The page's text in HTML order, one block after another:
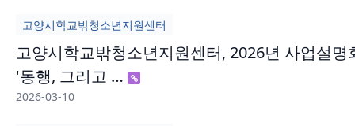
고양시학교밖청소년지원센터
고양시학교밖청소년지원센터, 2026년 사업설명
'동행, 그리고 …
2026-03-10